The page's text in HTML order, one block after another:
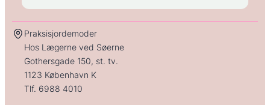
Praksisjordemoder
Hos Lægerne ved Søerne
Gothersgade 150, st. tv.
1123 København K
Tlf. 6988 4010